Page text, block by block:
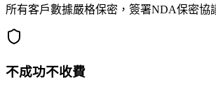
所有客戶數據嚴格保密，簽署NDA保密協
不成功不收費